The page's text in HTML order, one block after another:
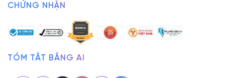
CHỨNG NHẬN
TÓM TẮT BẰNG AI